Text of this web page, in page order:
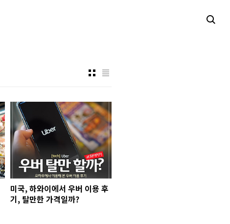
미국, 하와이에서 우버 이용 후
기, 탈만한 가격일까?